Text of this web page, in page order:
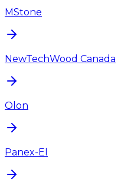
MStone
NewTechWood Canada
Olon
Panex-El